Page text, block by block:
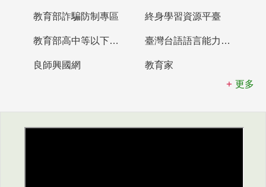
教育部詐騙防制專區 終身學習資源平臺
教育部高中等以下學校及幼兒園教師資格檢定考試 臺灣台語語言能力認證網站
良師興國網
教育家
更多